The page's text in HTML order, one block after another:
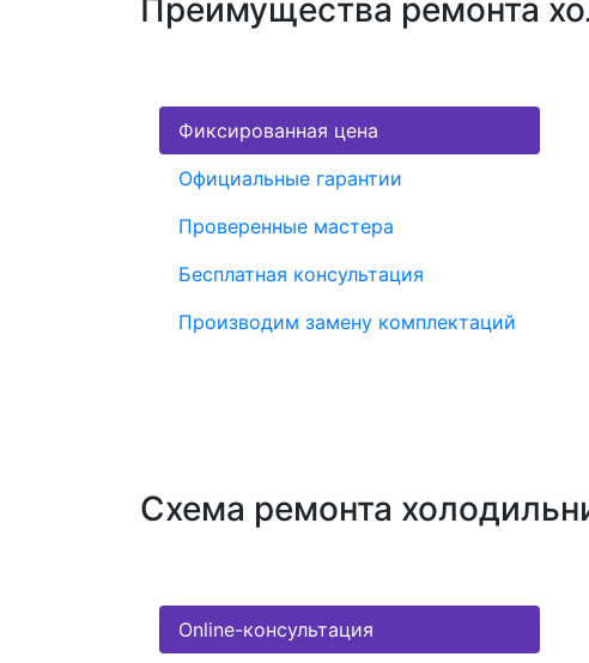
Преимущества ремонта
Фиксированная цена
Официальные гарантии
Проверенные мастера
Бесплатная консультация
Производим замену комплектаций
Схема ремонта
Online-консультация